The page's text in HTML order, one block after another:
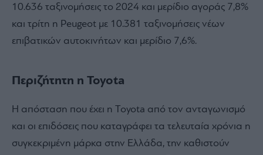
10.636 ταξινομήσεις το 2024 και μερίδιο αγοράς 7,8%
και τρίτη η Peugeot με 10.381 ταξινομήσεις νέων
επιβατικών αυτοκινήτων και μερίδιο 7,6%.
Περιζήτητη η Toyota
Η απόσταση που έχει η Toyota από τον ανταγωνισμό
και οι επιδόσεις που καταγράφει τα τελευταία χρόνια η
συγκεκριμένη μάρκα στην Ελλάδα, την καθιστούν